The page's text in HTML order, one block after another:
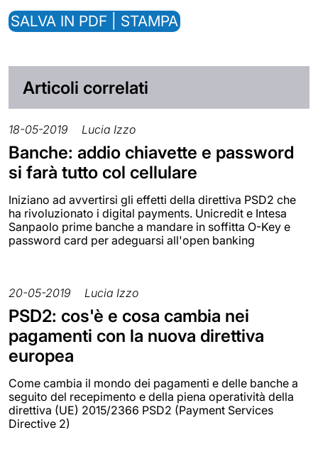
SALVA IN PDF | STAMPA
Articoli correlati
18-05-2019 Lucia Izzo
Banche: addio chiavette e password
si farà tutto col cellulare
Iniziano ad avvertirsi gli effetti della direttiva PSD2 che
ha rivoluzionato i digital payments. Unicredit e Intesa
Sanpaolo prime banche a mandare in soffitta O-Key e
password card per adeguarsi all'open banking
20-05-2019 Lucia Izzo
PSD2: cos'è e cosa cambia nei
pagamenti con la nuova direttiva
europea
Come cambia il mondo dei pagamenti e delle banche a
seguito del recepimento e della piena operatività della
direttiva (UE) 2015/2366 PSD2 (Payment Services
Directive 2)